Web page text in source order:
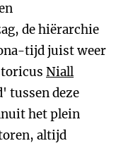
de hiërarchie
tijd juist weer
Niall
tussen deze
het plein
altijd